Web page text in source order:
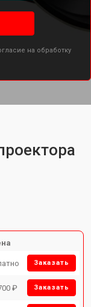
на обработку
Заказать
₽ Заказать